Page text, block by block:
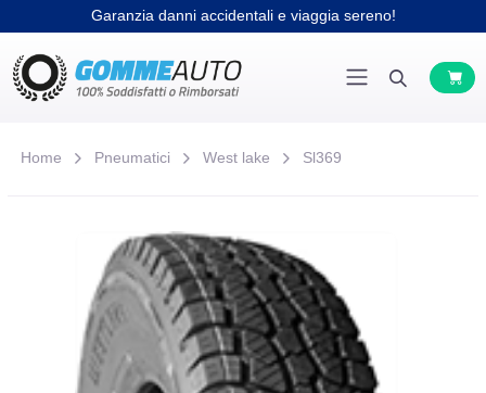
Garanzia danni accidentali e viaggia sereno!
Home Pneumatici West lake Sl369